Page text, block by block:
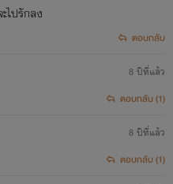
ยยิ้มอย่างเหนือกว่าให้กับมัส
ออยู่ได้แกสิหน้าด้าน! ถ้าเค้า
หรอกนะเรียนมาตั้งสูงแต่ไม่มี
ไปรักลง
ตอบกลับ
8 ปีที่แล้ว
ตอบกลับ (1)
8 ปีที่แล้ว
ตอบกลับ (1)